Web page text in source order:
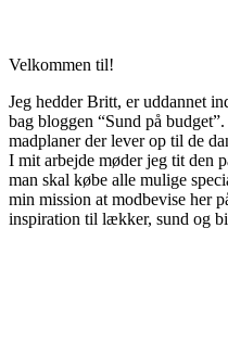
Velkommen til!
Jeg hedder Britt, er uddannet
bag bloggen “Sund på
madplaner der lever op til de
I mit arbejde møder jeg tit den
man skal købe alle mulige
min mission at modbevise her
inspiration til lækker, sund og